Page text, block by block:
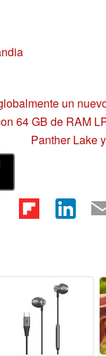
un
64 GB de RAM
Panther Lake